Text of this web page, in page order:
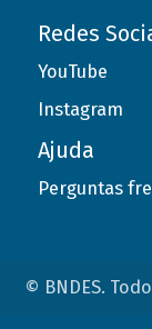
Redes
YouTube
Instagram
Ajuda
Perguntas
© BNDES.